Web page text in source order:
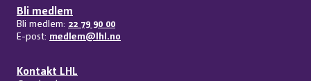
Bli medlem
Bli medlem: 22 79 90 00
E-post: medlem@lhl.no
Kontakt LHL